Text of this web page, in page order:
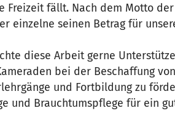
fällt. Nach dem Motto
einzelne seinen Betrag für
diese Arbeit gerne
bei der Beschaffung
und Fortbildung zu
und Brauchtumspflege für ein